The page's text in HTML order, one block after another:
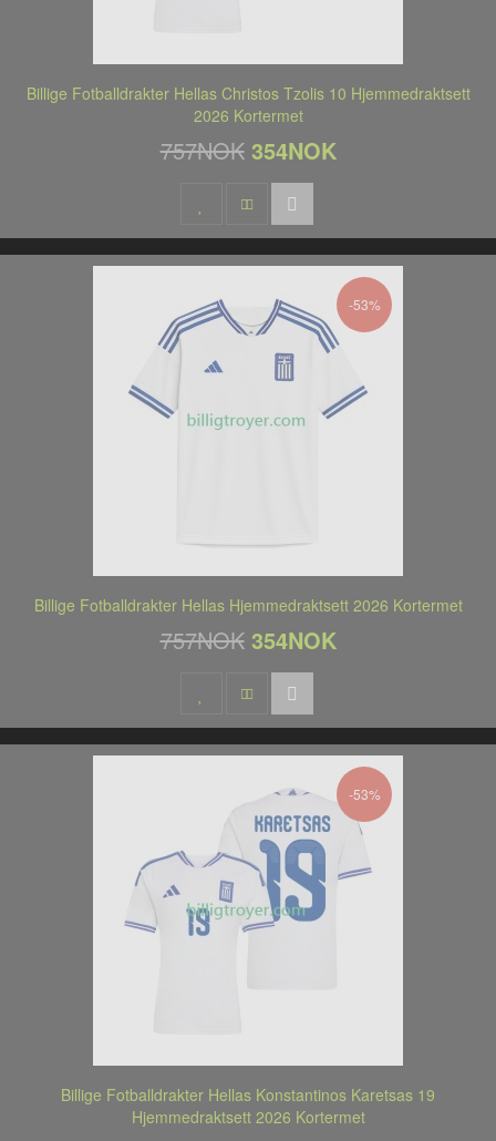
Billige Fotballdrakter Hellas Christos Tzolis 10 Hjemmedraktsett
2026 Kortermet
757NOK 354NOK
-53%
Billige Fotballdrakter Hellas Hjemmedraktsett 2026 Kortermet
757NOK 354NOK
-53%
Billige Fotballdrakter Hellas Konstantinos Karetsas 19
Hjemmedraktsett 2026 Kortermet